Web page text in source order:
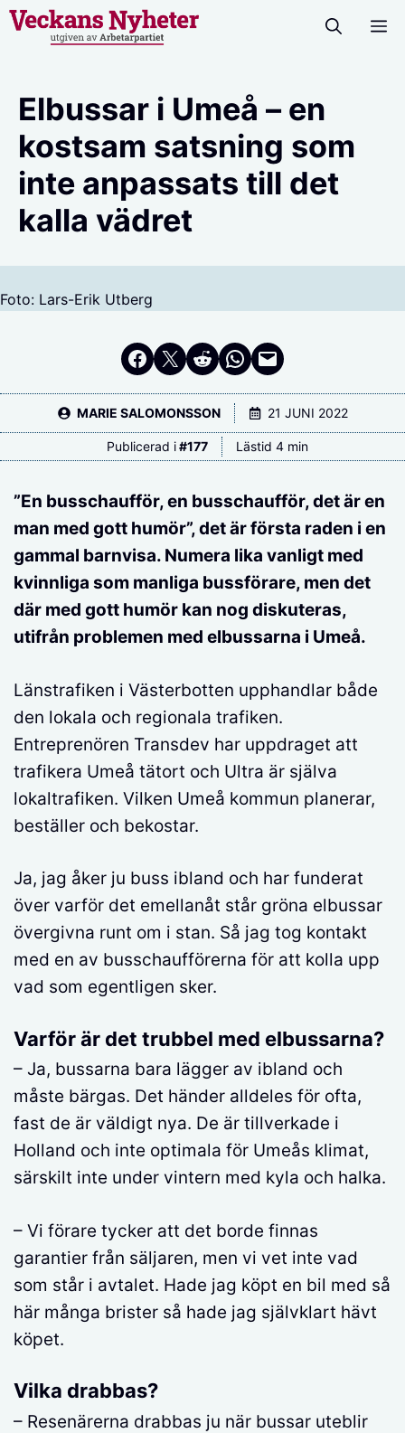
Hoppa
Elbussar i Umeå – en
kostsam satsning som
inte anpassats till det
kalla vädret
Foto: Lars-Erik Utberg
Dela på Facebook
Dela på Twitter
Dela på RedditDela i WhatsApp
Maila en länk
MARIE SALOMONSSON 21 JUNI 2022
Publicerad i #177 Lästid 4 min
”En busschaufför, en busschaufför, det är en
man med gott humör”, det är första raden i en
gammal barnvisa. Numera lika vanligt med
kvinnliga som manliga bussförare, men det
där med gott humör kan nog diskuteras,
utifrån problemen med elbussarna i Umeå.
Länstrafiken i Västerbotten upphandlar både
den lokala och regionala trafiken.
Entreprenören Transdev har uppdraget att
trafikera Umeå tätort och Ultra är själva
lokaltrafiken. Vilken Umeå kommun planerar,
beställer och bekostar.
Ja, jag åker ju buss ibland och har funderat
över varför det emellanåt står gröna elbussar
övergivna runt om i stan. Så jag tog kontakt
med en av busschaufförerna för att kolla upp
vad som egentligen sker.
Varför är det trubbel med elbussarna?
– Ja, bussarna bara lägger av ibland och
måste bärgas. Det händer alldeles för ofta,
fast de är väldigt nya. De är tillverkade i
Holland och inte optimala för Umeås klimat,
särskilt inte under vintern med kyla och halka.
– Vi förare tycker att det borde finnas
garantier från säljaren, men vi vet inte vad
som står i avtalet. Hade jag köpt en bil med så
här många brister så hade jag självklart hävt
köpet.
Vilka drabbas?
– Resenärerna drabbas ju när bussar uteblir